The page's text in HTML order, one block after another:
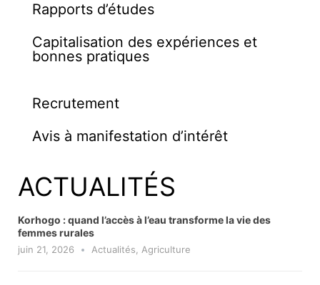
Rapports d’études
Capitalisation des expériences et
bonnes pratiques
Recrutement
Avis à manifestation d’intérêt
ACTUALITÉS
Korhogo : quand l’accès à l’eau transforme la vie des
femmes rurales
juin 21, 2026 Actualités Agriculture